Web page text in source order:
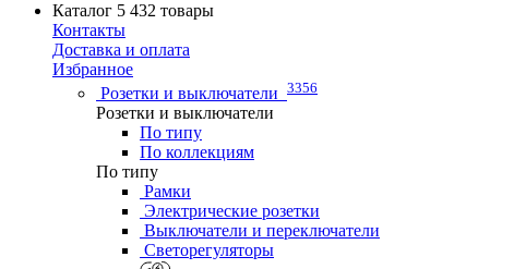
Каталог 5 432 товары
Контакты
Доставка и оплата
Избранное
Розетки и выключатели 3356
Розетки и выключатели
По типу
По коллекциям
По типу
Рамки
Электрические розетки
Выключатели и переключатели
Светорегуляторы